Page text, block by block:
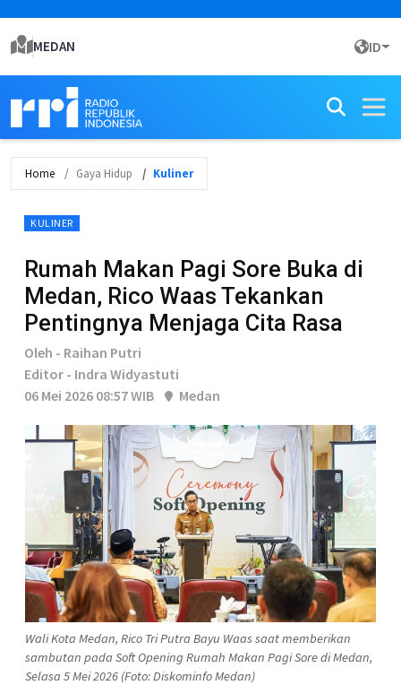
MEDAN ID
Home Gaya Hidup Kuliner
KULINER
Rumah Makan Pagi Sore Buka di
Medan, Rico Waas Tekankan
Pentingnya Menjaga Cita Rasa
Oleh - Raihan Putri
Editor - Indra Widyastuti
06 Mei 2026 08:57 WIB
Medan
Wali Kota Medan, Rico Tri Putra Bayu Waas saat memberikan
sambutan pada Soft Opening Rumah Makan Pagi Sore di Medan,
Selasa 5 Mei 2026 (Foto: Diskominfo Medan)